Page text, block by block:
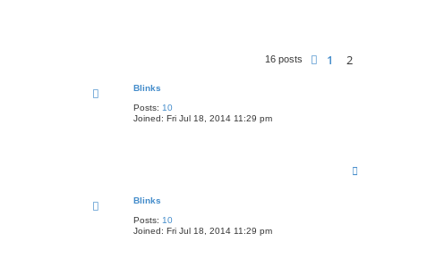
16 posts Previous
1 2
Blinks
Posts: 10
Joined: Fri Jul 18, 2014 11:29 pm
Blinks
Posts: 10
Joined: Fri Jul 18, 2014 11:29 pm